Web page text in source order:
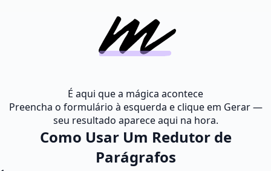
É aqui que a mágica acontece
Preencha o formulário à esquerda e clique em Gerar —
seu resultado aparece aqui na hora.
Como Usar Um Redutor de
Parágrafos